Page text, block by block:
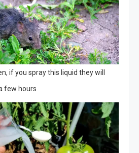
if you spray this liquid they will
few hours